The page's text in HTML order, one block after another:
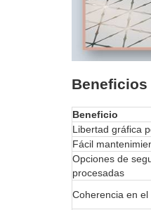
Beneficio
Libertad gráfica
Fácil
Opciones de
procesadas
Coherencia en el